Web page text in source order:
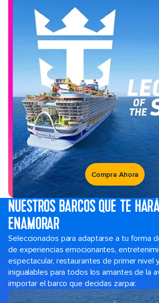
Compra Ahora
NUESTROS BARCOS QUE TE
ENAMORAR
Seleccionados para adaptarse a tu forma
de experiencias emocionantes,
espectacular, restaurantes de primer nivel
inigualables para todos los amantes de la
importar el barco que decidas zarpar.